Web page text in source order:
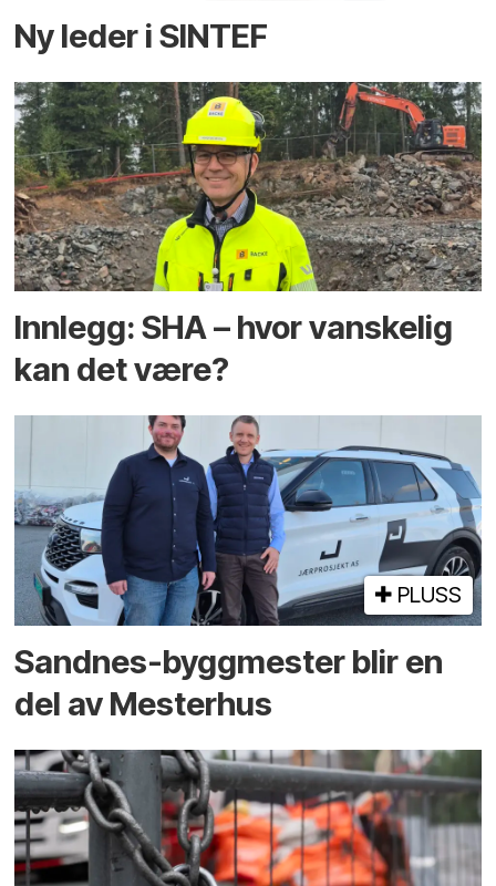
Ny leder i SINTEF
Innlegg: SHA – hvor vanskelig
kan det være?
PLUSS
Sandnes-byggmester blir en
del av Mesterhus